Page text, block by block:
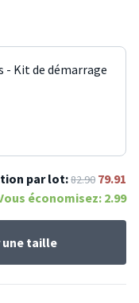
Kit de démarrage
par lot:82.90 79.91
économisez: 2.99
une taille